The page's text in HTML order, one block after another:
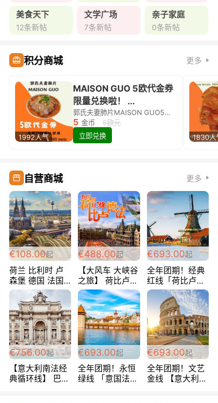
美食天下
12条新帖
文学广场
7条新帖
亲子家庭
0条新帖
积分商城 更多
1992人气
MAISON GUO 5欧代金券
限量兑换啦！ ...
郭氏夫妻肺片MAISON GUO5欧代金券限量兑换啦！
5 金币
5欧元
立即兑换
1830人
自营商城 更多
€108.00起
荷兰 比利时 卢
森堡 德国 法国
超爽玩遍西欧 循
环线 全程四星宾
馆 108欧/人/天
€488.00起
【大风车 大峡谷
之旅】 荷比卢德
法 巴黎上下 经
典五国四日游
488欧/人
€693.00起
全年团期！经典
红线「荷比卢德
法」七天循环 五
国 仅售99欧/人/
天！巴黎上下！
包拼房~
€756.00起
【意大利南法经
典循环线】 巴黎
€693.00起
全年团期！永恒
绿线 「意国法
€693.00起
全年团期！文艺
金线 【意大利一